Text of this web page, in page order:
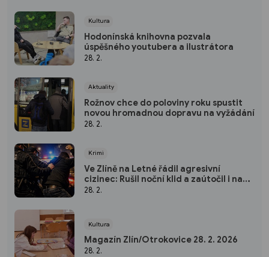
Kultura
Hodonínská knihovna pozvala
úspěšného youtubera a ilustrátora
28. 2.
Aktuality
Rožnov chce do poloviny roku spustit
novou hromadnou dopravu na vyžádání
28. 2.
Krimi
Ve Zlíně na Letné řádil agresivní
cizinec: Rušil noční klid a zaútočil i na
strážníky
28. 2.
Kultura
Magazín Zlín/Otrokovice 28. 2. 2026
28. 2.